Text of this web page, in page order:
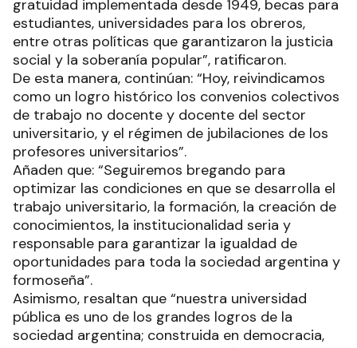
gratuidad implementada desde 1949, becas para
estudiantes, universidades para los obreros,
entre otras políticas que garantizaron la justicia
social y la soberanía popular”, ratificaron.
De esta manera, continúan: “Hoy, reivindicamos
como un logro histórico los convenios colectivos
de trabajo no docente y docente del sector
universitario, y el régimen de jubilaciones de los
profesores universitarios”.
Añaden que: “Seguiremos bregando para
optimizar las condiciones en que se desarrolla el
trabajo universitario, la formación, la creación de
conocimientos, la institucionalidad seria y
responsable para garantizar la igualdad de
oportunidades para toda la sociedad argentina y
formoseña”.
Asimismo, resaltan que “nuestra universidad
pública es uno de los grandes logros de la
sociedad argentina; construida en democracia,